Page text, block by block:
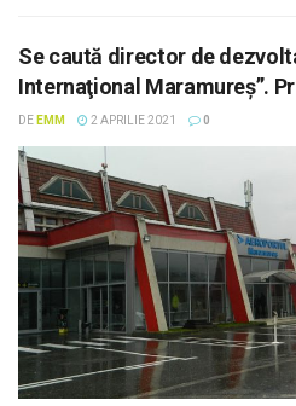
Se caută director de
Internaţional Maramureş”.
DE EMM 2 APRILIE 2021 0